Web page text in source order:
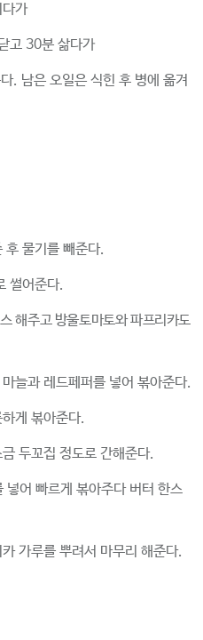
가
고 30분 삶다가
. 남은 오일은 식힌 후 병에 옮겨
후 물기를 빼준다.
썰어준다.
해주고 방울토마토와 파프리카도
늘과 레드페퍼를 넣어 볶아준다.
게 볶아준다.
두꼬집 정도로 간해준다.
어 빠르게 볶아주다 버터 한스
가루를 뿌려서 마무리 해준다.